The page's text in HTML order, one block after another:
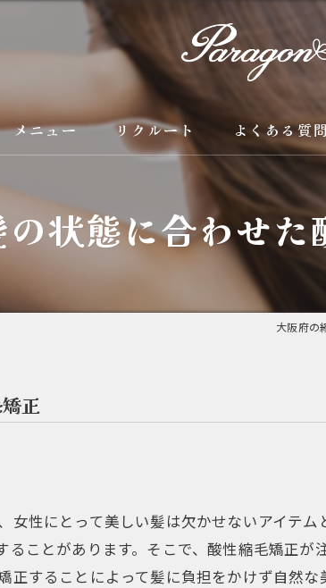
メニュー リクルート よくある質問
の状態に合わせた
大阪府の
正
女性にとって美しい髪は欠かせないアイテ
ることがあります。そこで、酸性縮毛矯正
正することによって髪に負担をかけず自然